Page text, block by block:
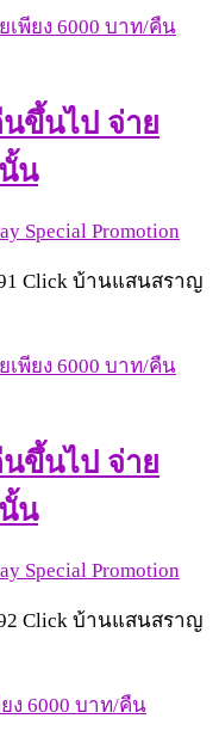
ขึ้นไป จ่าย
น
Special Promotion
Click บ้านแสนสราญ
ขึ้นไป จ่าย
น
Special Promotion
Click บ้านแสนสราญ